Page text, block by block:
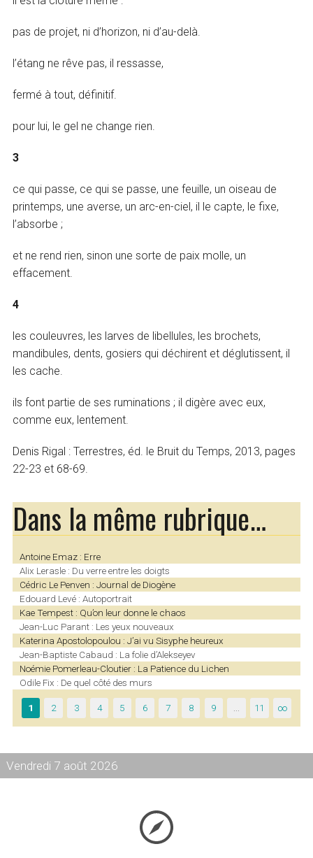
pas de projet, ni d’horizon, ni d’au-delà.
l’étang ne rêve pas, il ressasse,
fermé à tout, définitif.
pour lui, le gel ne change rien.
3
ce qui passe, ce qui se passe, une feuille, un oiseau de
printemps, une averse, un arc-en-ciel, il le capte, le fixe,
l’absorbe ;
et ne rend rien, sinon une sorte de paix molle, un
effacement.
4
les couleuvres, les larves de libellules, les brochets,
mandibules, dents, gosiers qui déchirent et déglutissent, il
les cache.
ils font partie de ses ruminations ; il digère avec eux,
comme eux, lentement.
Denis Rigal : Terrestres, éd. le Bruit du Temps, 2013, pages
22-23 et 68-69.
Dans la même rubrique…
Antoine Emaz : Erre
Alix Lerasle : Du verre entre les doigts
Cédric Le Penven : Journal de Diogène
Edouard Levé : Autoportrait
Kae Tempest : Qu’on leur donne le chaos
Jean-Luc Parant : Les yeux nouveaux
Katerina Apostolopoulou : J’ai vu Sisyphe heureux
Jean-Baptiste Cabaud : La folie d’Alekseyev
Noémie Pomerleau-Cloutier : La Patience du Lichen
Odile Fix : De quel côté des murs
1 2 3 4 5 6 7 8 9 … 11 ∞
Vendredi 7 août 2026